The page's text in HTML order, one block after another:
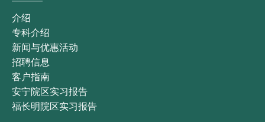
介绍
专科介绍
新闻与优惠活动
招聘信息
客户指南
安宁院区实习报告
福长明院区实习报告